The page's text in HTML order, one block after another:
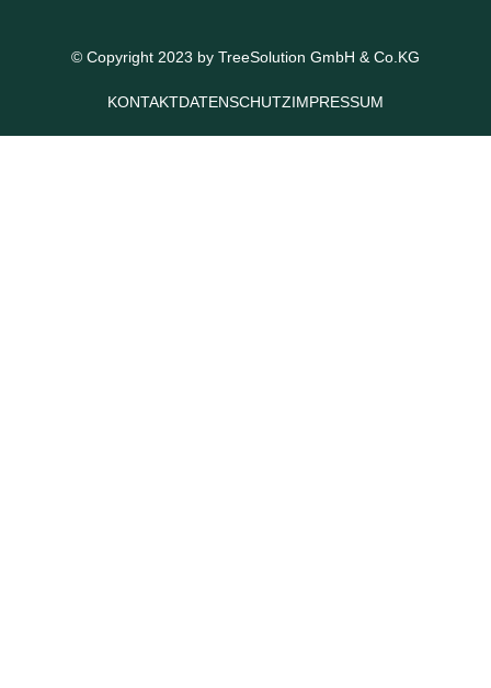
© Copyright 2023 by TreeSolution GmbH & Co.KG
KONTAKTDATENSCHUTZIMPRESSUM